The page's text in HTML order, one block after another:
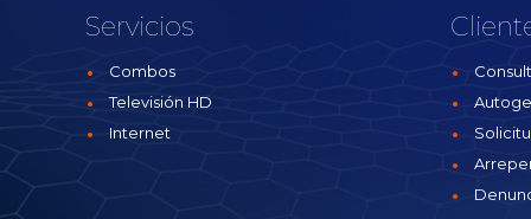
Servicios
Combos
Televisión HD
Internet